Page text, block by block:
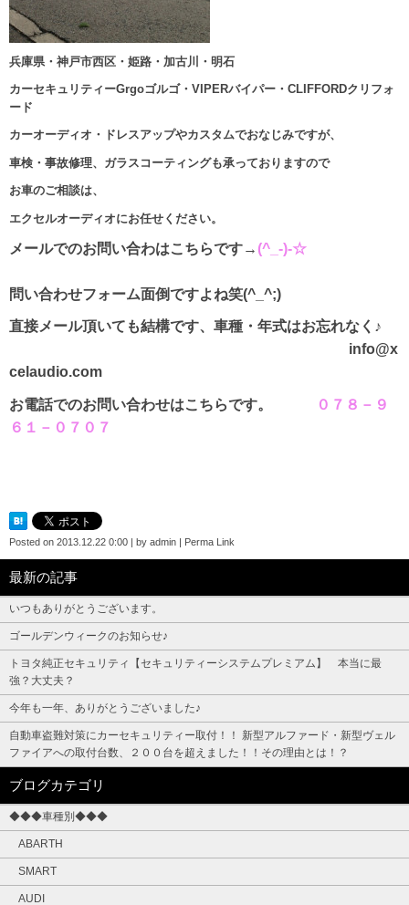
兵庫県・神戸市西区・姫路・加古川・明石
カーセキュリティーGrgoゴルゴ・VIPERバイパー・CLIFFORDクリフォ
ード
カーオーディオ・ドレスアップやカスタムでおなじみですが、
車検・事故修理、ガラスコーティングも承っておりますので
お車のご相談は、
エクセルオーディオにお任せください。
メールでのお問い合わはこちらです→(^_-)-☆
問い合わせフォーム面倒ですよね笑(^_^;)
直接メール頂いても結構です、車種・年式はお忘れなく♪
info@x
celaudio.com
お電話でのお問い合わせはこちらです。
０７８－９
６１－０７０７
Posted on 2013.12.22 0:00 by admin Perma Link
最新の記事
いつもありがとうございます。
ゴールデンウィークのお知らせ♪
トヨタ純正セキュリティ【セキュリティーシステムプレミアム】 本当に最
強？大丈夫？
今年も一年、ありがとうございました♪
自動車盗難対策にカーセキュリティー取付！！ 新型アルファード・新型ヴェル
ファイアへの取付台数、２００台を超えました！！その理由とは！？
ブログカテゴリ
◆◆◆車種別◆◆◆
ABARTH
SMART
AUDI